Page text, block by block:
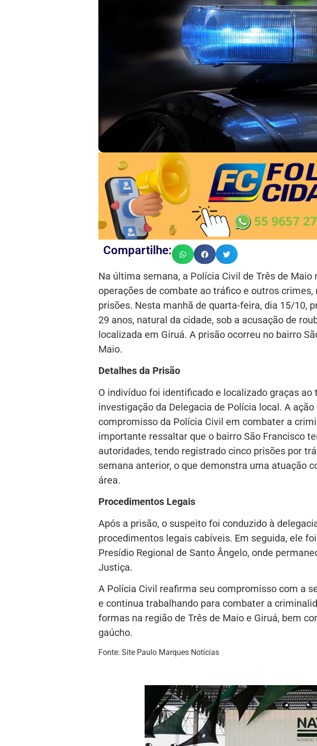
Compartilhe:
Na última semana, a Polícia Civil de Três de Maio
operações de combate ao tráfico e outros
prisões. Nesta manhã de quarta-feira, dia 15/10,
29 anos, natural da cidade, sob a acusação de
localizada em Giruá. A prisão ocorreu no bairro
Maio.
Detalhes da Prisão
O indivíduo foi identificado e localizado graças ao
investigação da Delegacia de Polícia local. A
compromisso da Polícia Civil em combater a
importante ressaltar que o bairro São Francisco
autoridades, tendo registrado cinco prisões por
semana anterior, o que demonstra uma atuação
área.
Procedimentos Legais
Após a prisão, o suspeito foi conduzido à
procedimentos legais cabíveis. Em seguida, ele
Presídio Regional de Santo Ângelo, onde
Justiça.
A Polícia Civil reafirma seu compromisso com a
e continua trabalhando para combater a
formas na região de Três de Maio e Giruá, bem
gaúcho.
Fonte: Site Paulo Marques Notícias